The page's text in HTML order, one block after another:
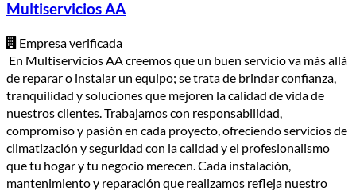
Multiservicios AA
Empresa verificada
En Multiservicios AA creemos que un buen servicio va más allá
de reparar o instalar un equipo; se trata de brindar confianza,
tranquilidad y soluciones que mejoren la calidad de vida de
nuestros clientes. Trabajamos con responsabilidad,
compromiso y pasión en cada proyecto, ofreciendo servicios de
climatización y seguridad con la calidad y el profesionalismo
que tu hogar y tu negocio merecen. Cada instalación,
mantenimiento y reparación que realizamos refleja nuestro